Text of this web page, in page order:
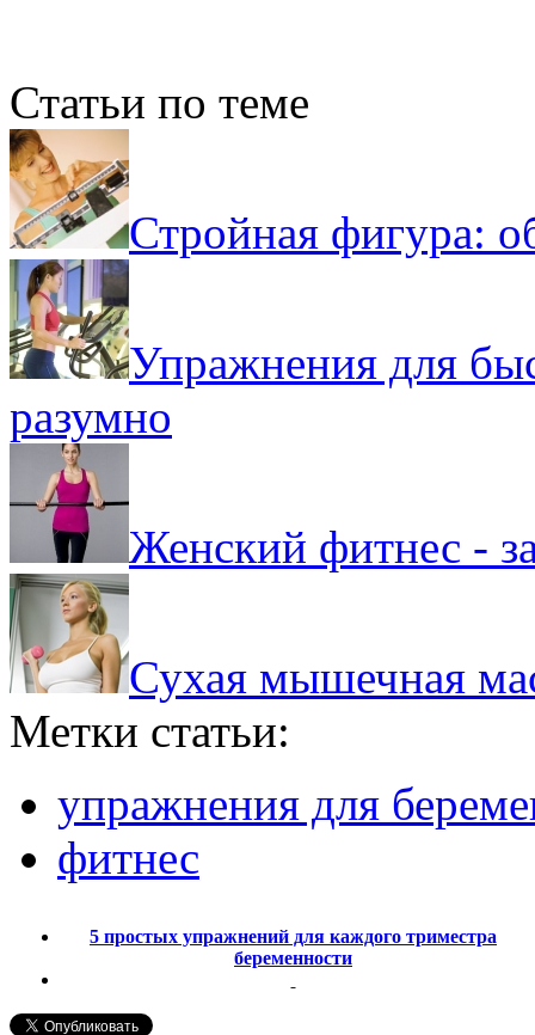
Статьи по теме
Стройная фигура:
Упражнения для
разумно
Женский фитнес -
Сухая мышечная
Метки статьи:
упражнения для
фитнес
5 простых упражнений для каждого триместра
беременности